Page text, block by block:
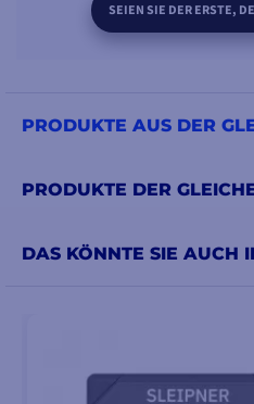
SEIEN SIE DER ERSTE,
PRODUKTE AUS DER
PRODUKTE DER
DAS KÖNNTE SIE AUCH